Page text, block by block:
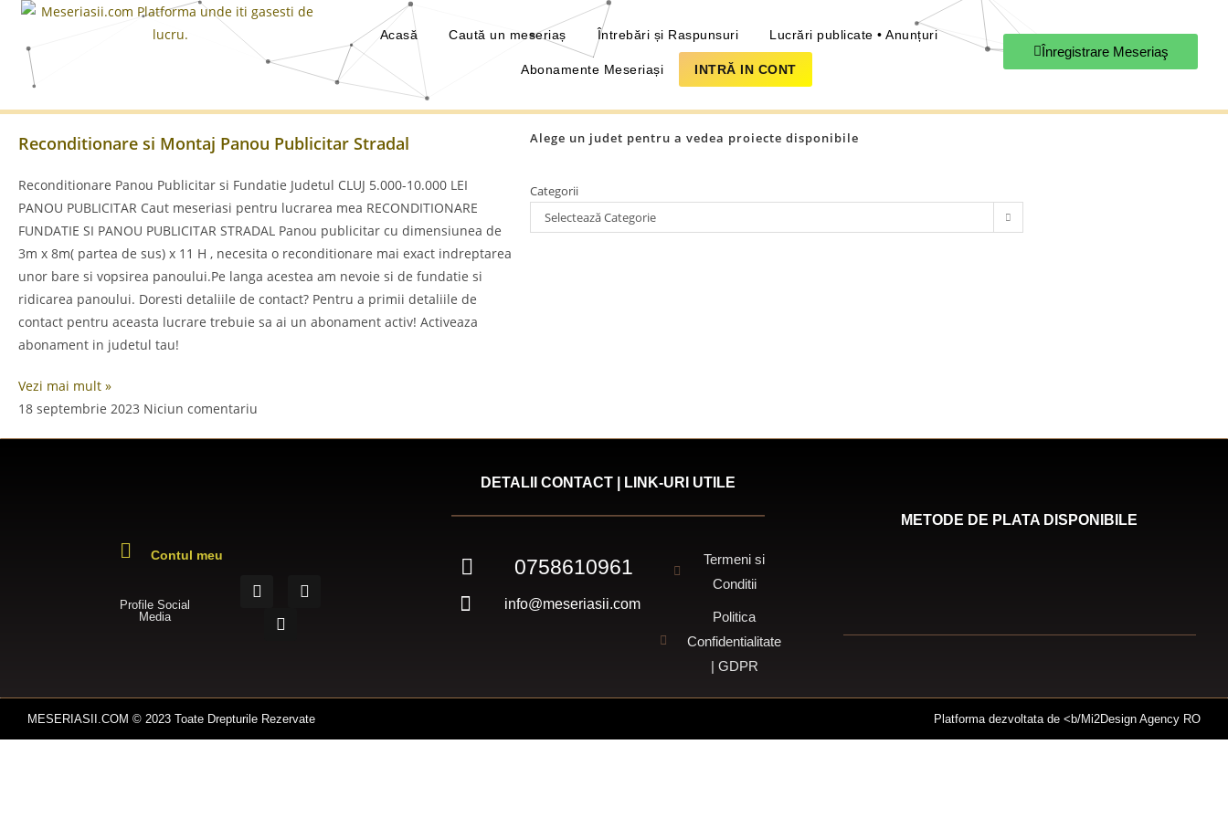
Acasă Caută un meseriaș Întrebări și Raspunsuri Lucrări publicate • Anunțuri
Abonamente Meseriași INTRĂ IN CONT
Înregistrare Meseriaş
Reconditionare si Montaj Panou Publicitar Stradal
Reconditionare Panou Publicitar si Fundatie Judetul CLUJ 5.000-10.000 LEI
PANOU PUBLICITAR Caut meseriasi pentru lucrarea mea RECONDITIONARE
FUNDATIE SI PANOU PUBLICITAR STRADAL Panou publicitar cu dimensiunea de
3m x 8m( partea de sus) x 11 H , necesita o reconditionare mai exact indreptarea
unor bare si vopsirea panoului.Pe langa acestea am nevoie si de fundatie si
ridicarea panoului. Doresti detaliile de contact? Pentru a primii detaliile de
contact pentru aceasta lucrare trebuie sa ai un abonament activ! Activeaza
abonament in judetul tau!
Vezi mai mult »
18 septembrie 2023 Niciun comentariu
Alege un judet pentru a vedea proiecte disponibile
Categorii
Selectează Categorie
Contul meu
Profile Social
Media
DETALII CONTACT | LINK-URI UTILE
0758610961
info@meseriasii.com
Termeni si
Conditii
Politica
Confidentialitate
| GDPR
METODE DE PLATA DISPONIBILE
MESERIASII.COM © 2023 Toate Drepturile Rezervate Platforma dezvoltata de <b/Mi2Design Agency RO